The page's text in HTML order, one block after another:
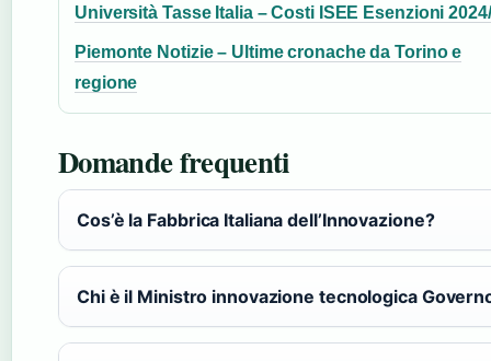
Università Tasse Italia – Costi ISEE Esenzioni
Piemonte Notizie – Ultime cronache da Torino e
regione
Domande frequenti
Cos’è la Fabbrica Italiana dell’Innovazione?
Chi è il Ministro innovazione tecnologica